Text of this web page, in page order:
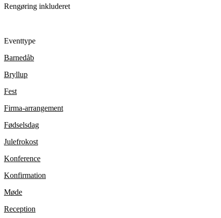
Rengøring inkluderet
Eventtype
Barnedåb
Bryllup
Fest
Firma-arrangement
Fødselsdag
Julefrokost
Konference
Konfirmation
Møde
Reception